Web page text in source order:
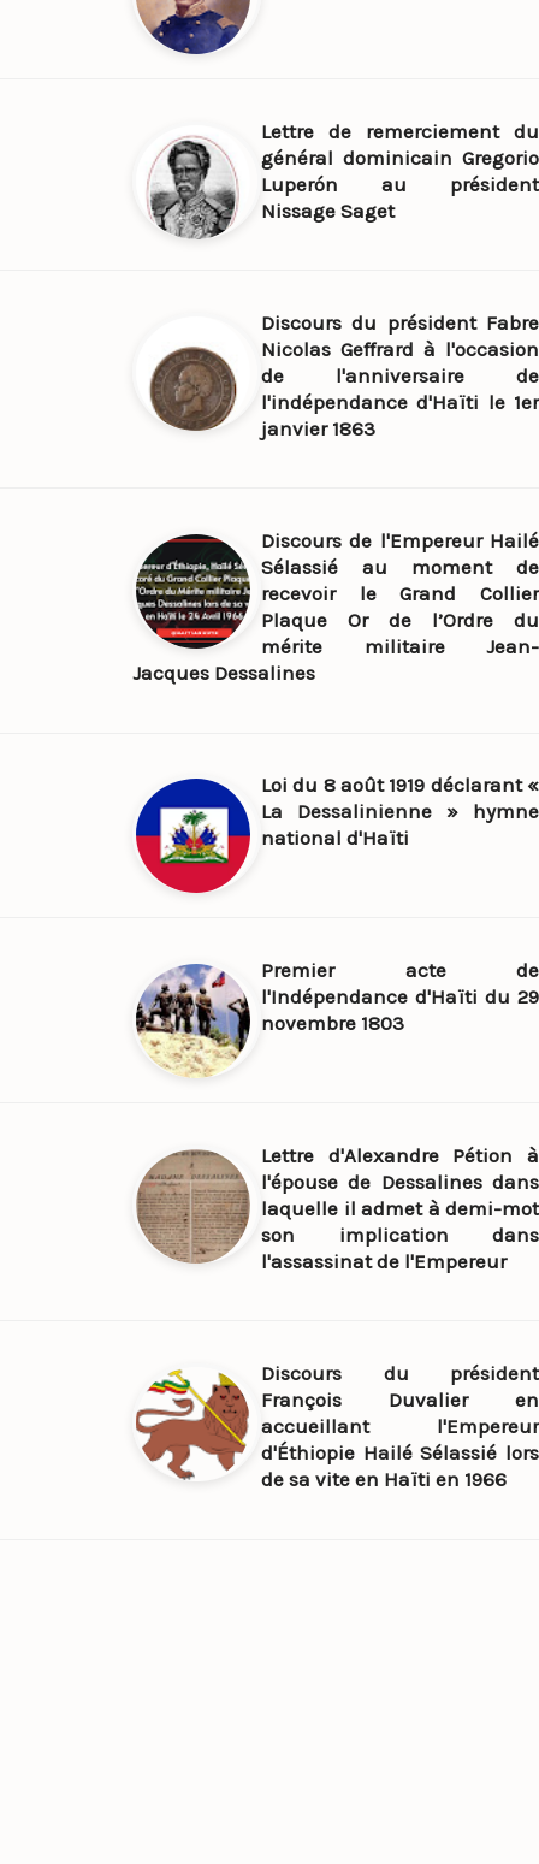
Lettre de remerciement du
général dominicain Gregorio
Luperón au président
Nissage Saget
Discours du président Fabre
Nicolas Geffrard à l'occasion
de l'anniversaire de
l'indépendance d'Haïti le 1er
janvier 1863
Discours de l'Empereur Hailé
Sélassié au moment de
recevoir le Grand Collier
Plaque Or de l’Ordre du
mérite militaire Jean-
Jacques Dessalines
Loi du 8 août 1919 déclarant «
La Dessalinienne » hymne
national d'Haïti
Premier acte de
l'Indépendance d'Haïti du 29
novembre 1803
Lettre d'Alexandre Pétion à
l'épouse de Dessalines dans
laquelle il admet à demi-mot
son implication dans
l'assassinat de l'Empereur
Discours du président
François Duvalier en
accueillant l'Empereur
d'Éthiopie Hailé Sélassié lors
de sa vite en Haïti en 1966